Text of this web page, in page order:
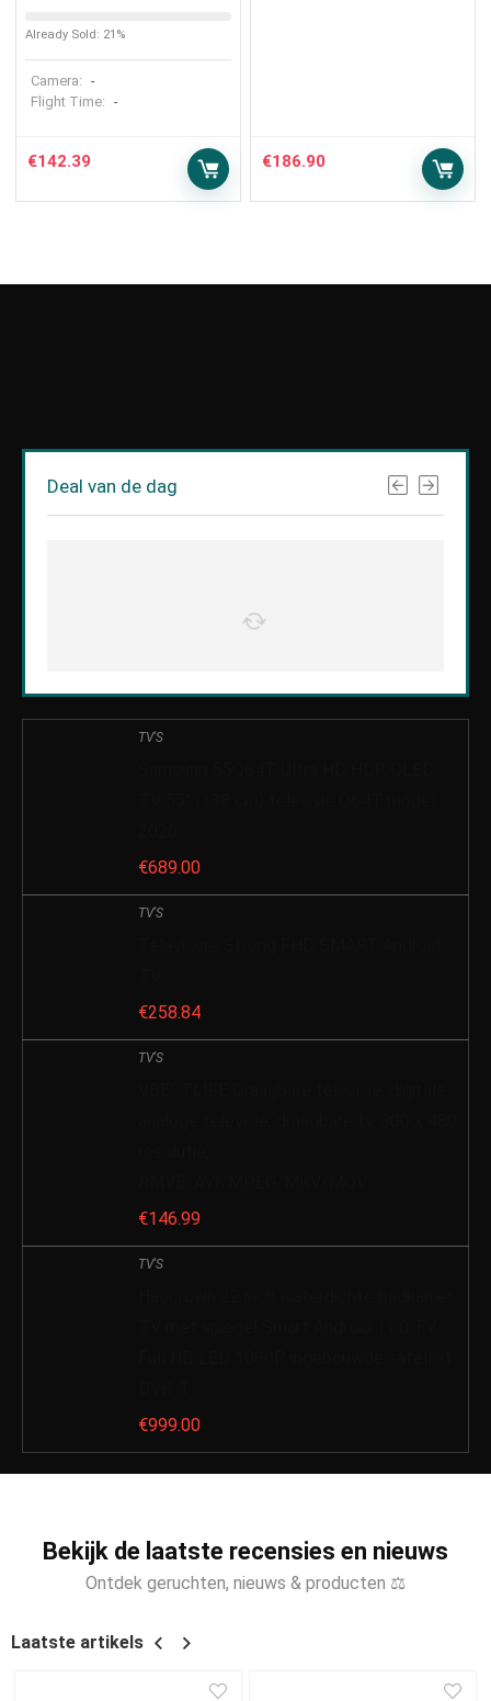
Already Sold: 21%
Camera: -
Flight Time: -
€142.39 €186.90
Deal van de dag
TV'S
€689.00
TV'S
€258.84
TV'S
€146.99
TV'S
€999.00
Bekijk de laatste recensies en nieuws
Ontdek geruchten, nieuws & producten ⚖
Laatste artikels